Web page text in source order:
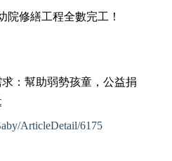
院修繕工程全數完工！
：幫助弱勢孩童，公益捐
ArticleDetail/6175